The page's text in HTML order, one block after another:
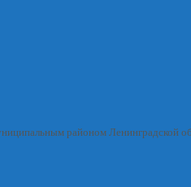
районом Ленинградской